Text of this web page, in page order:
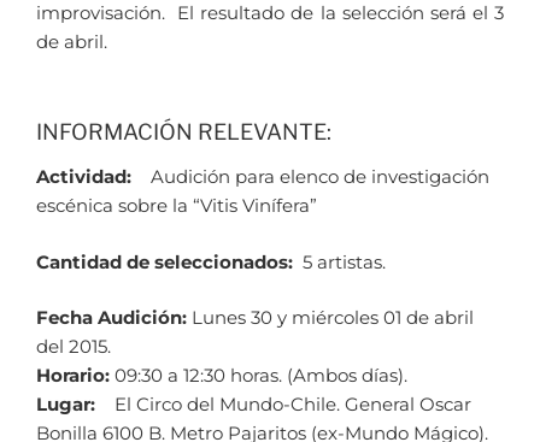
improvisación. El resultado de la selección será el 3
de abril.
INFORMACIÓN RELEVANTE:
Actividad:
Audición para elenco de investigación
escénica sobre la “Vitis Vinífera”
Cantidad de seleccionados: 5 artistas.
Fecha Audición: Lunes 30 y miércoles 01 de abril
del 2015.
Horario: 09:30 a 12:30 horas. (Ambos días).
Lugar: El Circo del Mundo-Chile. General Oscar
Bonilla 6100 B. Metro Pajaritos (ex-Mundo Mágico).